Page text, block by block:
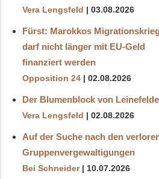
Vera Lengsfeld 03.08.2026
Fürst: Marokkos
darf nicht länger mit EU-Geld
finanziert werden
Opposition 24 02.08.2026
Der Blumenblock von Leinefelde
Vera Lengsfeld 02.08.2026
Auf der Suche nach den
Gruppenvergewaltigungen
Bei Schneider 10.07.2026